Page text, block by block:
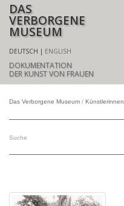
DAS
VERBORGENE
MUSEUM
DEUTSCH ENGLISH
DOKUMENTATION
DER KUNST VON FRAUEN
Das Verborgene Museum Künstlerinnen